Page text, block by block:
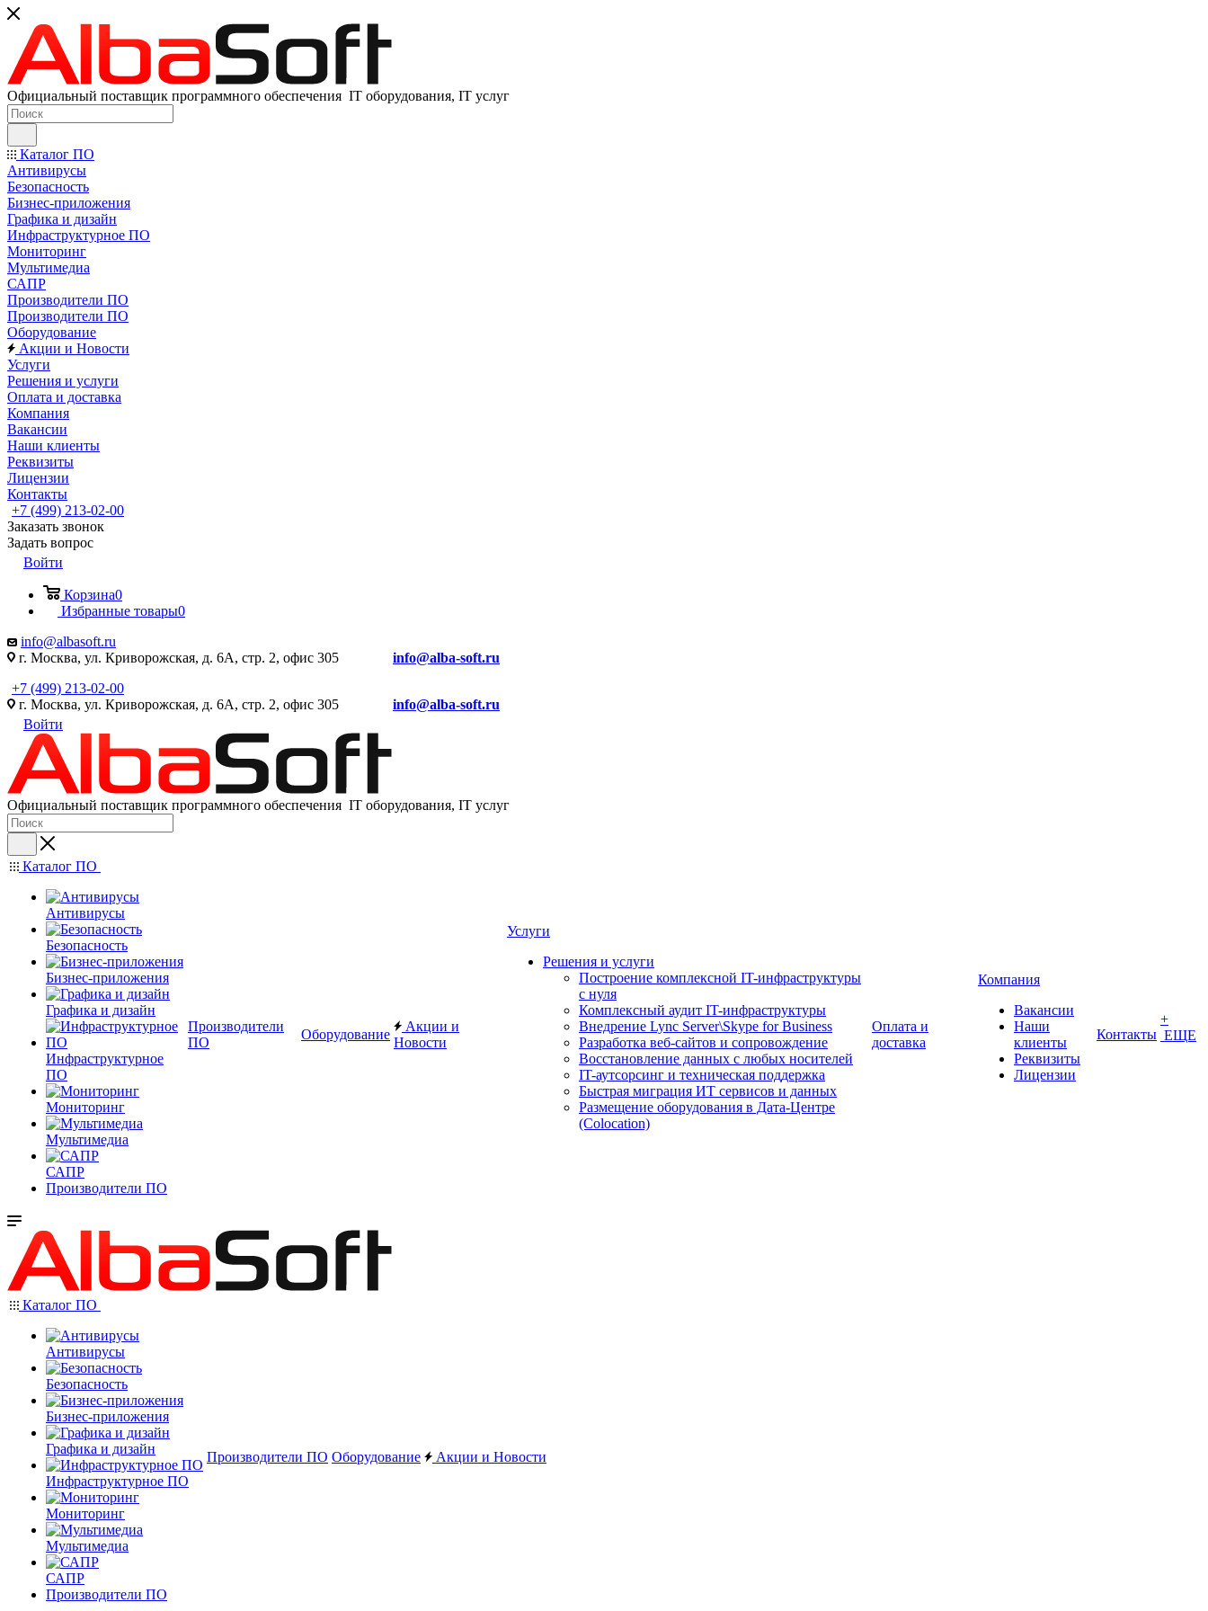
Официальный поставщик программного обеспечения IT оборудования, IT услуг
Каталог ПО
Антивирусы
Безопасность
Бизнес-приложения
Графика и дизайн
Инфраструктурное ПО
Мониторинг
Мультимедиа
САПР
Производители ПО
Производители ПО
Оборудование
Акции и Новости
Услуги
Решения и услуги
Оплата и доставка
Компания
Вакансии
Наши клиенты
Реквизиты
Лицензии
Контакты
+7 (499) 213-02-00
Заказать звонок
Задать вопрос
Войти
Корзина0
Избранные товары0
info@albasoft.ru
г. Москва, ул. Криворожская, д. 6А, стр. 2, офис 305 info@alba-soft.ru
+7 (499) 213-02-00
г. Москва, ул. Криворожская, д. 6А, стр. 2, офис 305 info@alba-soft.ru
Войти
Официальный поставщик программного обеспечения IT оборудования, IT услуг
Каталог ПО
Антивирусы
Безопасность
Бизнес-приложения
Графика и дизайн
Инфраструктурное
ПО
Мониторинг
Мультимедиа
САПР
Производители ПО
Производители
ПО
Оборудование
Акции и
Новости
Услуги
Решения и услуги
Построение комплексной IT-инфраструктуры
с нуля
Комплексный аудит IT-инфраструктуры
Внедрение Lync Server\Skype for Business
Разработка веб-сайтов и сопровождение
Восстановление данных с любых носителей
IT-аутсорсинг и техническая поддержка
Быстрая миграция ИТ сервисов и данных
Размещение оборудования в Дата-Центре
(Colocation)
Оплата и
доставка
Компания
Вакансии
Наши
клиенты
Реквизиты
Лицензии
Контакты
+
ЕЩЕ
Каталог ПО
Антивирусы
Безопасность
Бизнес-приложения
Графика и дизайн
Инфраструктурное ПО
Мониторинг
Мультимедиа
САПР
Производители ПО
Производители ПО Оборудование Акции и Новости